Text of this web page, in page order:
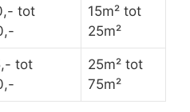
tot
15m² tot
25m²
tot
25m² tot
75m²